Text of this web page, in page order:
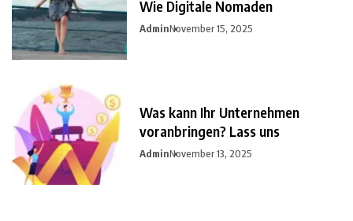
Wie Digitale Nomaden
AdminNovember 15, 2025
Was kann Ihr Unternehmen
voranbringen? Lass uns
AdminNovember 13, 2025